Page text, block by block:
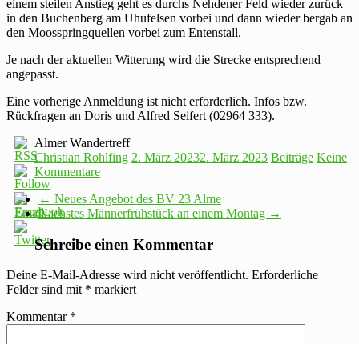
einem steilen Anstieg geht es durchs Nehdener Feld wieder zurück
in den Buchenberg am Uhufelsen vorbei und dann wieder bergab an
den Moosspringquellen vorbei zum Entenstall.
Je nach der aktuellen Witterung wird die Strecke entsprechend
angepasst.
Eine vorherige Anmeldung ist nicht erforderlich. Infos bzw.
Rückfragen an Doris und Alfred Seifert (02964 333).
Almer Wandertreff
Christian Rohlfing 2. März 20232. März 2023 Beiträge Keine
Kommentare
← Neues Angebot des BV 23 Alme
Nächstes Männerfrühstück an einem Montag →
Schreibe einen Kommentar
Deine E-Mail-Adresse wird nicht veröffentlicht. Erforderliche
Felder sind mit * markiert
Kommentar *